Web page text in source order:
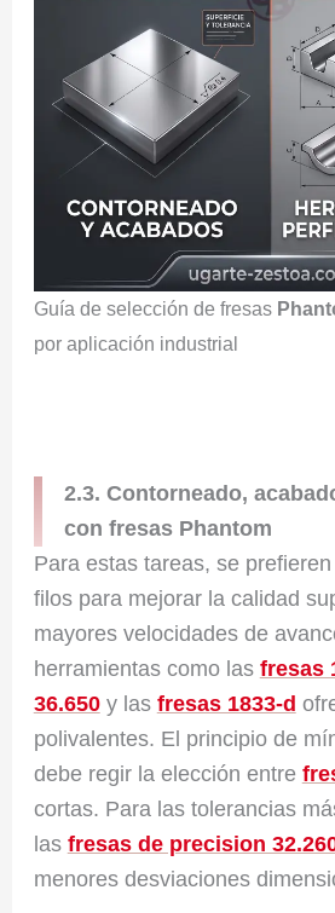
Guía de selección de fresas
por aplicación industrial
2.3. Contorneado,
con fresas Phantom
Para estas tareas, se
filos para mejorar la calidad
mayores velocidades de
herramientas como las fresas
36.650y las fresas 1833-d
polivalentes. El principio de
debe regir la elección entre
cortas. Para las tolerancias
las fresas de precision
menores desviaciones